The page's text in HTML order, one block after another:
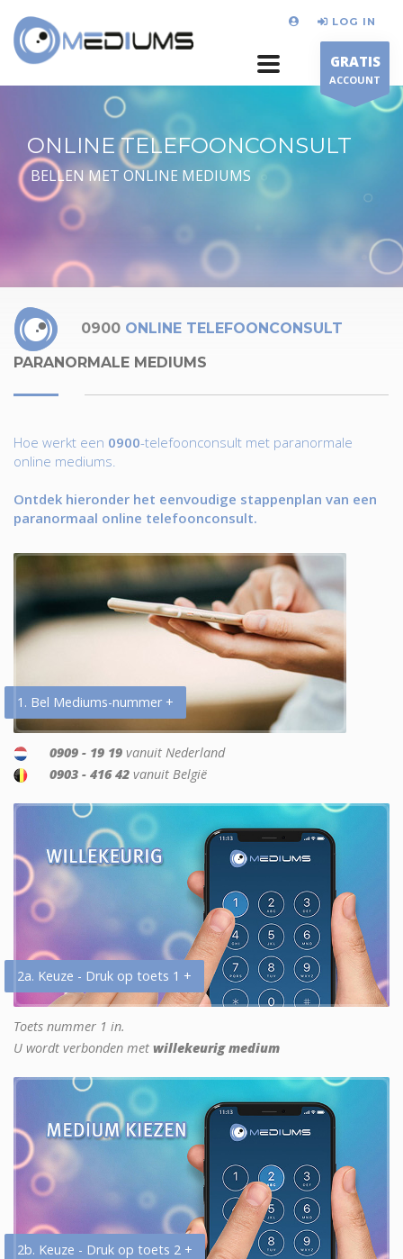
LOG IN
GRATIS
ACCOUNT
ONLINE TELEFOONCONSULT
BELLEN MET ONLINE MEDIUMS
0900 ONLINE TELEFOONCONSULT
PARANORMALE MEDIUMS
Hoe werkt een 0900-telefoonconsult met paranormale
online mediums.
Ontdek hieronder het eenvoudige stappenplan van een
paranormaal online telefoonconsult.
1. Bel Mediums-nummer +
0909 - 19 19 vanuit Nederland
0903 - 416 42 vanuit België
2a. Keuze - Druk op toets 1 +
Toets nummer 1 in.
U wordt verbonden met willekeurig medium
2b. Keuze - Druk op toets 2 +